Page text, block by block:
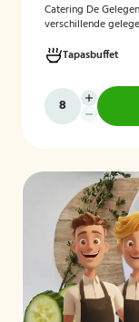
Catering De
verschillende
Hieronder ziet u
is te bestellen vanaf
Tapasbuffet